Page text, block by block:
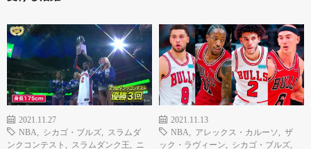
2021.11.27
NBA
シカゴ・ブルズ
スラムダ
ンクコンテスト
スラムダンク王
ニ
2021.11.13
NBA
アレックス・カルーソ
ザ
ック・ラヴィーン
シカゴ・ブルズ